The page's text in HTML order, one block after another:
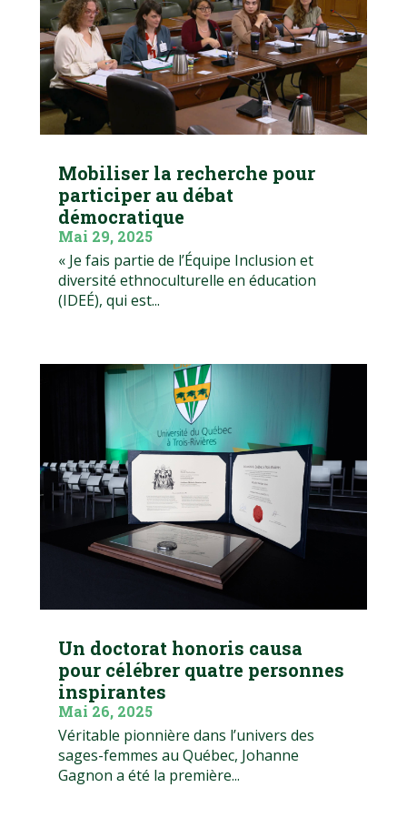
Mobiliser la recherche pour
participer au débat
démocratique
Mai 29, 2025
« Je fais partie de l’Équipe Inclusion et
diversité ethnoculturelle en éducation
(IDEÉ), qui est...
Un doctorat honoris causa
pour célébrer quatre personnes
inspirantes
Mai 26, 2025
Véritable pionnière dans l’univers des
sages-femmes au Québec, Johanne
Gagnon a été la première...